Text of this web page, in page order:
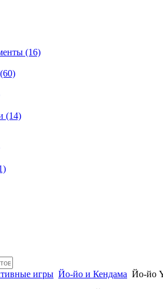
(16)
(60)
(14)
игры Йо-йо и Кендама Йо-йо